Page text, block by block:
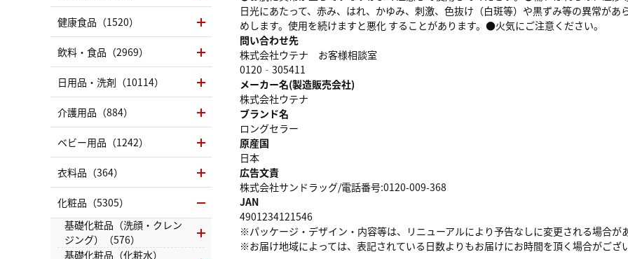
日光にあたって、赤み、はれ、かゆみ、刺激、色抜け（白斑等）や黒ずみ等の異常が
めします。使用を続けますと悪化 することがあります。●火気にご注意ください。
問い合わせ先
株式会社ウテナ お客様相談室
0120‐305411
メーカー名(製造販売会社)
株式会社ウテナ
ブランド名
ロングセラー
原産国
日本
広告文責
株式会社サンドラッグ/電話番号:0120-009-368
JAN
4901234121546
※パッケージ・デザイン・内容等は、リニューアルにより予告なしに変更される場合が
※お届け地域によっては、表記されている日数よりもお届けにお時間を頂く場合がござ
健康食品（1520）
飲料・食品（2969）
日用品・洗剤（10114）
介護用品（884）
ベビー用品（1242）
衣料品（364）
化粧品（5305）
基礎化粧品（洗顔・クレン
ジング）（576）
基礎化粧品（化粧水）